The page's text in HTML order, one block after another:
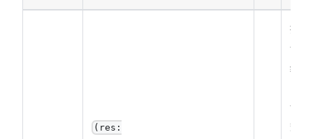
(res:
接口
调用
结束
调函
数